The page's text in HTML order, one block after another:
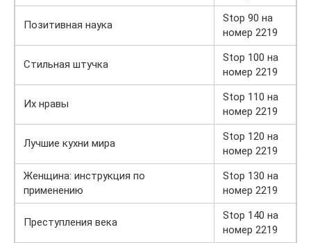
Позитивная наука
Stop 90 на
номер 2219
Стильная штучка
Stop 100 на
номер 2219
Их нравы
Stop 110 на
номер 2219
Лучшие кухни мира
Stop 120 на
номер 2219
Женщина: инструкция по
применению
Stop 130 на
номер 2219
Преступления века
Stop 140 на
номер 2219